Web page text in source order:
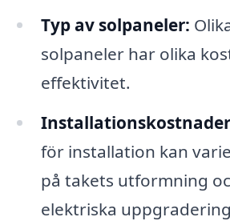
Typ av solpaneler:
solpaneler har olika
effektivitet.
för installation kan
på takets utformning
elektriska